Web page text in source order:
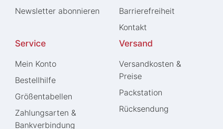
Newsletter abonnieren
Barrierefreiheit
Kontakt
Service
Mein Konto
Bestellhilfe
Größentabellen
Zahlungsarten &
Bankverbindung
Versand
Versandkosten &
Preise
Packstation
Rücksendung